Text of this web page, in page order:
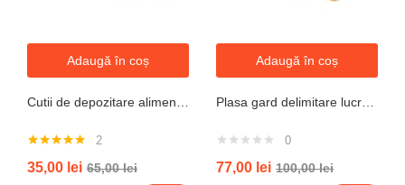
Adaugă în coș
5.00din 5
2
35,00 lei 65,00lei
Adaugă în coș
0
77,00 lei 100,00lei